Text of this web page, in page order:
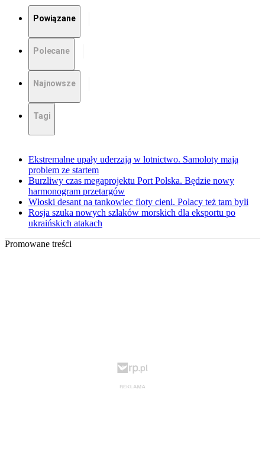
Powiązane
Polecane
Najnowsze
Tagi
Ekstremalne upały uderzają w lotnictwo. Samoloty mają
problem ze startem
Burzliwy czas megaprojektu Port Polska. Będzie nowy
harmonogram przetargów
Włoski desant na tankowiec floty cieni. Polacy też tam byli
Rosja szuka nowych szlaków morskich dla eksportu po
ukraińskich atakach
Promowane treści